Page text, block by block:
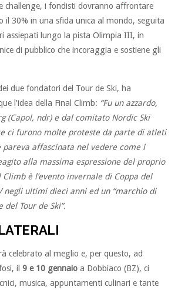
challenge, i fondisti dovranno affrontare
il 30% in una sfida unica al mondo, seguita
assiepati lungo la pista Olimpia III, in
di pubblico che incoraggia e sostiene gli
due fondatori del Tour de Ski, ha
l’idea della Final Climb: “Fu un azzardo,
(Capol, ndr) e dal comitato Nordic Ski
ci furono molte proteste da parte di atleti
pareva affascinata nel vedere come i
alla massima espressione del proprio
Climb è l’evento invernale di Coppa del
negli ultimi dieci anni ed un “marchio di
Tour de Ski”.
celebrato al meglio e, per questo, ad
il 9 e 10 gennaioa Dobbiaco (BZ), ci
musica, appuntamenti culinari e tante